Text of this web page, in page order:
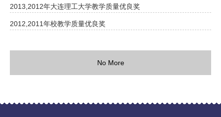
2013,2012年大连理工大学教学质量优良奖
2012,2011年校教学质量优良奖
No More